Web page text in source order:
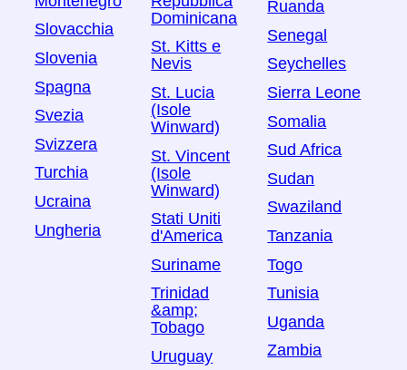
Slovacchia
Slovenia
Spagna
Svezia
Svizzera
Turchia
Ucraina
Ungheria
Dominicana
St. Kitts e
Nevis
St. Lucia
(Isole
Winward)
St. Vincent
(Isole
Winward)
Stati Uniti
d'America
Suriname
Trinidad
&amp;
Tobago
Uruguay
Ruanda
Senegal
Seychelles
Sierra Leone
Somalia
Sud Africa
Sudan
Swaziland
Tanzania
Togo
Tunisia
Uganda
Zambia